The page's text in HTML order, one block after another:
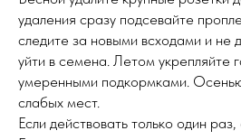
удаления сразу подсевайте
следите за новыми всходами и не
уйти в семена. Летом укрепляйте
умеренными подкормками.
слабых мест.
Если действовать только один раз,